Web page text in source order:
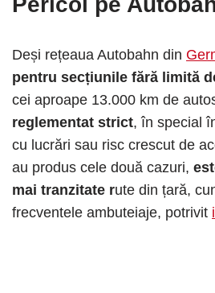
Deși rețeaua Autobahn din
pentru secțiunile fără limită
cei aproape 13.000 km de
reglementat strict, în special
cu lucrări sau risc crescut de
au produs cele două cazuri,
mai tranzitate rute din țară,
frecventele ambuteiaje, potrivit